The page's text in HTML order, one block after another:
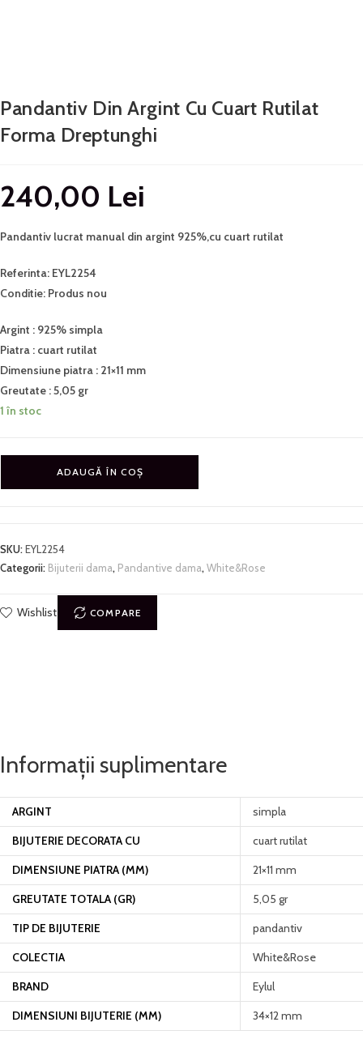
Pandantiv Din Argint Cu Cuart Rutilat
Forma Dreptunghi
240,00 Lei
Pandantiv lucrat manual din argint 925%,cu cuart rutilat
Referinta: EYL2254
Conditie: Produs nou
Argint : 925% simpla
Piatra : cuart rutilat
Dimensiune piatra : 21×11 mm
Greutate : 5,05 gr
1 în stoc
ADAUGĂ ÎN COȘ
SKU:EYL2254
Categorii: Bijuterii dama, Pandantive dama, White&Rose
Wishlist COMPARE
Informații suplimentare
ARGINT
simpla
BIJUTERIE DECORATA CU
cuart rutilat
DIMENSIUNE PIATRA (MM)
21×11 mm
GREUTATE TOTALA (GR)
5,05 gr
TIP DE BIJUTERIE
pandantiv
COLECTIA
White&Rose
BRAND
Eylul
DIMENSIUNI BIJUTERIE (MM)
34×12 mm